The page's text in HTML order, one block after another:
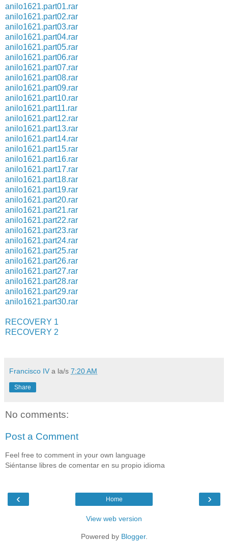
anilo1621.part01.rar
anilo1621.part02.rar
anilo1621.part03.rar
anilo1621.part04.rar
anilo1621.part05.rar
anilo1621.part06.rar
anilo1621.part07.rar
anilo1621.part08.rar
anilo1621.part09.rar
anilo1621.part10.rar
anilo1621.part11.rar
anilo1621.part12.rar
anilo1621.part13.rar
anilo1621.part14.rar
anilo1621.part15.rar
anilo1621.part16.rar
anilo1621.part17.rar
anilo1621.part18.rar
anilo1621.part19.rar
anilo1621.part20.rar
anilo1621.part21.rar
anilo1621.part22.rar
anilo1621.part23.rar
anilo1621.part24.rar
anilo1621.part25.rar
anilo1621.part26.rar
anilo1621.part27.rar
anilo1621.part28.rar
anilo1621.part29.rar
anilo1621.part30.rar
RECOVERY 1
RECOVERY 2
Francisco IV a la/s 7:20 AM
Share
No comments:
Post a Comment
Feel free to comment in your own language
Siéntanse libres de comentar en su propio idioma
‹ ›
Home
View web version
Powered by Blogger.